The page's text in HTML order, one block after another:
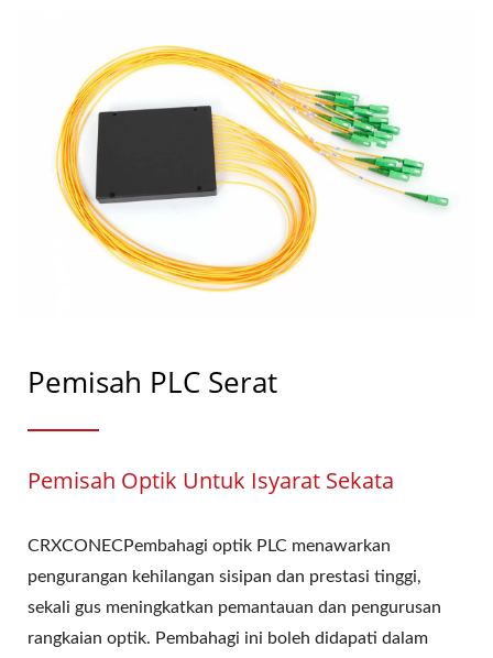
Pemisah PLC Serat
Pemisah Optik Untuk Isyarat Sekata
CRXCONECPembahagi optik PLC menawarkan
pengurangan kehilangan sisipan dan prestasi tinggi,
sekali gus meningkatkan pemantauan dan pengurusan
rangkaian optik. Pembahagi ini boleh didapati dalam